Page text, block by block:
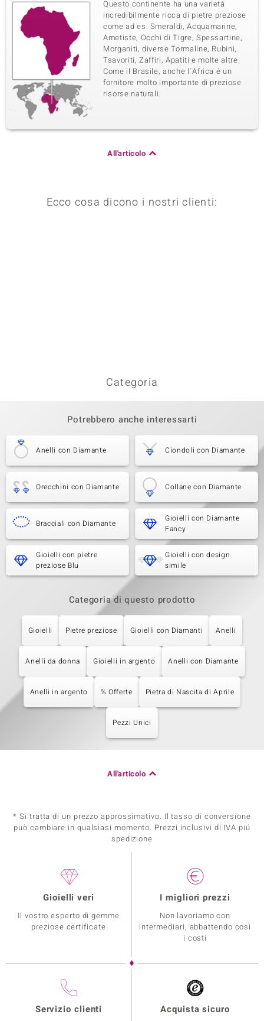
Questo continente ha una varietá
incredibilmente ricca di pietre preziose
come ad es. Smeraldi, Acquamarine,
Ametiste, Occhi di Tigre, Spessartine,
Morganiti, diverse Tormaline, Rubini,
Tsavoriti, Zaffiri, Apatiti e molte altre.
Come il Brasile, anche l´Africa é un
fornitore molto importante di preziose
risorse naturali.
All'articolo
Ecco cosa dicono i nostri clienti:
Categoria
Potrebbero anche interessarti
Anelli con Diamante Ciondoli con Diamante
Orecchini con Diamante Collane con Diamante
Bracciali con Diamante
Gioielli con Diamante
Fancy
Gioielli con pietre
preziose Blu
Gioielli con design
simile
Categoria di questo prodotto
Gioielli Pietre preziose Gioielli con Diamanti Anelli
Anelli da donna Gioielli in argento Anelli con Diamante
Anelli in argento % Offerte Pietra di Nascita di Aprile
Pezzi Unici
All'articolo
* Si tratta di un prezzo approssimativo. Il tasso di conversione
può cambiare in qualsiasi momento. Prezzi inclusivi di IVA piú
spedizione
Gioielli veri
Il vostro esperto di gemme
preziose certificate
I migliori prezzi
Non lavoriamo con
intermediari, abbattendo così
i costi
Servizio clienti Acquista sicuro